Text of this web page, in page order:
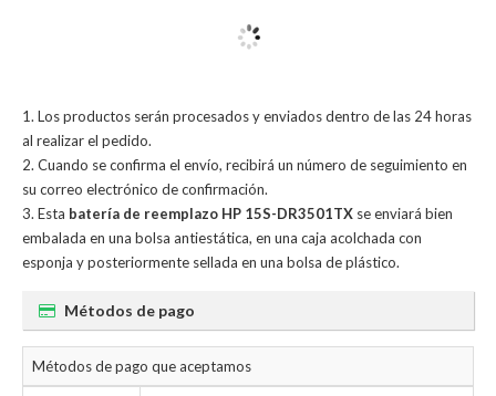
Los productos serán procesados y enviados dentro de las 24 horas
al realizar el pedido.
Cuando se confirma el envío, recibirá un número de seguimiento en
su correo electrónico de confirmación.
Esta batería de reemplazo HP 15S-DR3501TX se enviará bien
embalada en una bolsa antiestática, en una caja acolchada con
esponja y posteriormente sellada en una bolsa de plástico.
Métodos de pago
Métodos de pago que aceptamos